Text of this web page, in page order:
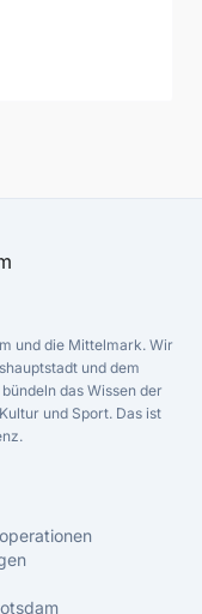
und die Mittelmark. Wir
und dem
das Wissen der
und Sport. Das ist